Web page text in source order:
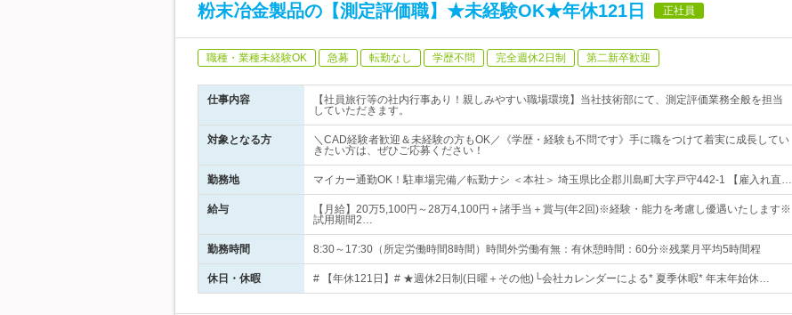
粉末冶金製品の【測定評価職】★未経験OK★年休121日 正社員
職種・業種未経験OK 急募 転勤なし 学歴不問 完全週休2日制 第二新卒歓迎
仕事内容
【社員旅行等の社内行事あり！親しみやすい職場環境】当社技術部にて、測定評価業務全般を担当
していただきます。
対象となる方
＼CAD経験者歓迎＆未経験の方もOK／《学歴・経験も不問です》手に職をつけて着実に成長してい
きたい方は、ぜひご応募ください！
勤務地 マイカー通勤OK！駐車場完備／転勤ナシ ＜本社＞ 埼玉県比企郡川島町大字戸守442-1 【雇入れ直…
給与
【月給】20万5,100円～28万4,100円＋諸手当＋賞与(年2回)※経験・能力を考慮し優遇いたします※
試用期間2…
勤務時間 8:30～17:30（所定労働時間8時間）時間外労働有無：有休憩時間：60分※残業月平均5時間程
休日・休暇 # 【年休121日】# ★週休2日制(日曜＋その他)└会社カレンダーによる* 夏季休暇* 年末年始休…